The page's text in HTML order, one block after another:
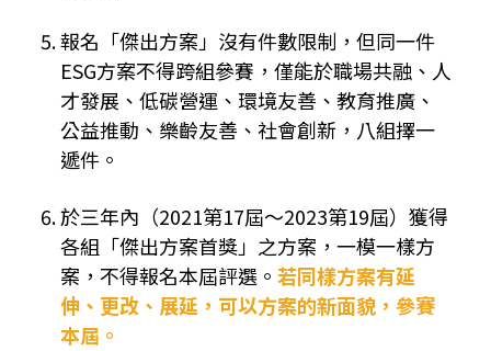
報名「傑出方案」沒有件數限制，但同一件
ESG方案不得跨組參賽，僅能於職場共融、人
才發展、低碳營運、環境友善、教育推廣、
公益推動、樂齡友善、社會創新，八組擇一
遞件。
於三年內（2021第17屆～2023第19屆）獲得
各組「傑出方案首獎」之方案，一模一樣方
案，不得報名本屆評選。 若同樣方案有延
伸、更改、展延，可以方案的新面貌，參賽
本屆。